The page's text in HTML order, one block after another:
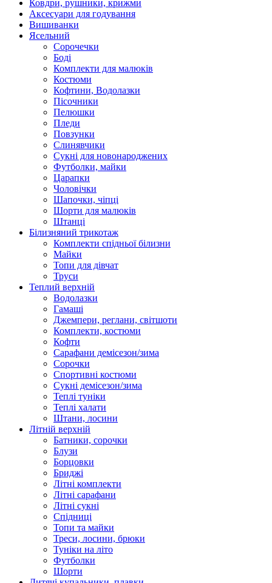
Ковдри, рушники, крижми
Аксесуари для годування
Вишиванки
Ясельний
Cорочечки
Боді
Комплекти для малюків
Костюми
Кофтини, Водолазки
Пісочники
Пелюшки
Пледи
Повзунки
Слинявчики
Сукні для новонароджених
Футболки, майки
Царапки
Чоловічки
Шапочки, чіпці
Шорти для малюків
Штанці
Білизняний трикотаж
Комплекти спідньої білизни
Майки
Топи для дівчат
Труси
Теплий верхній
Водолазки
Гамаші
Джемпери, реглани, світшоти
Комплекти, костюми
Кофти
Сарафани демісезон/зима
Сорочки
Спортивні костюми
Сукні демісезон/зима
Теплі туніки
Теплі халати
Штани, лосини
Літній верхній
Батники, сорочки
Блузи
Борцовки
Бриджі
Літні комплекти
Літні сарафани
Літні сукні
Спідниці
Топи та майки
Треси, лосини, брюки
Туніки на літо
Футболки
Шорти